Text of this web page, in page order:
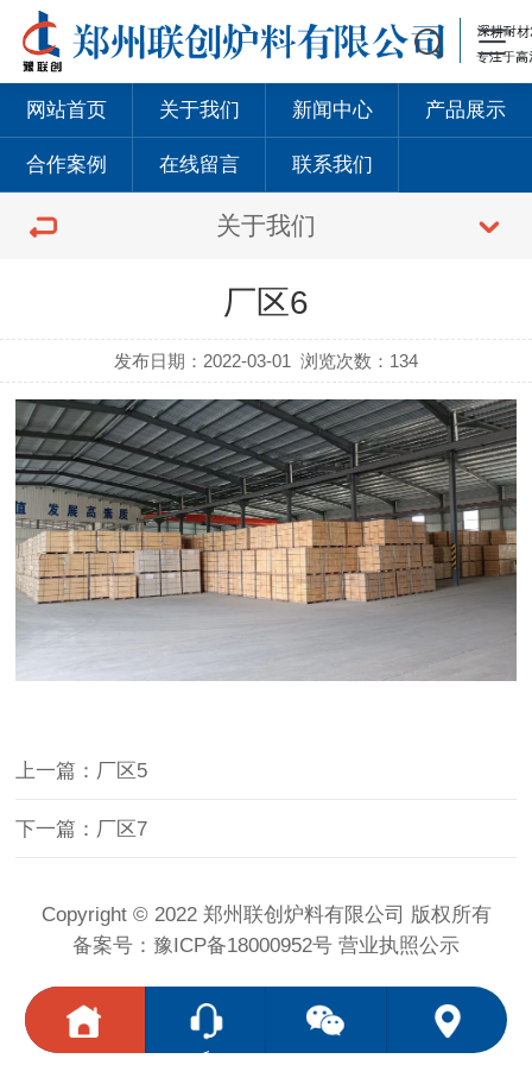
网站首页 关于我们 新闻中心 产品展示
合作案例 在线留言 联系我们
关于我们
厂区6
发布日期：2022-03-01 浏览次数：134
上一篇：厂区5
下一篇：厂区7
Copyright © 2022 郑州联创炉料有限公司 版权所有
备案号： 豫ICP备18000952号 营业执照公示
<